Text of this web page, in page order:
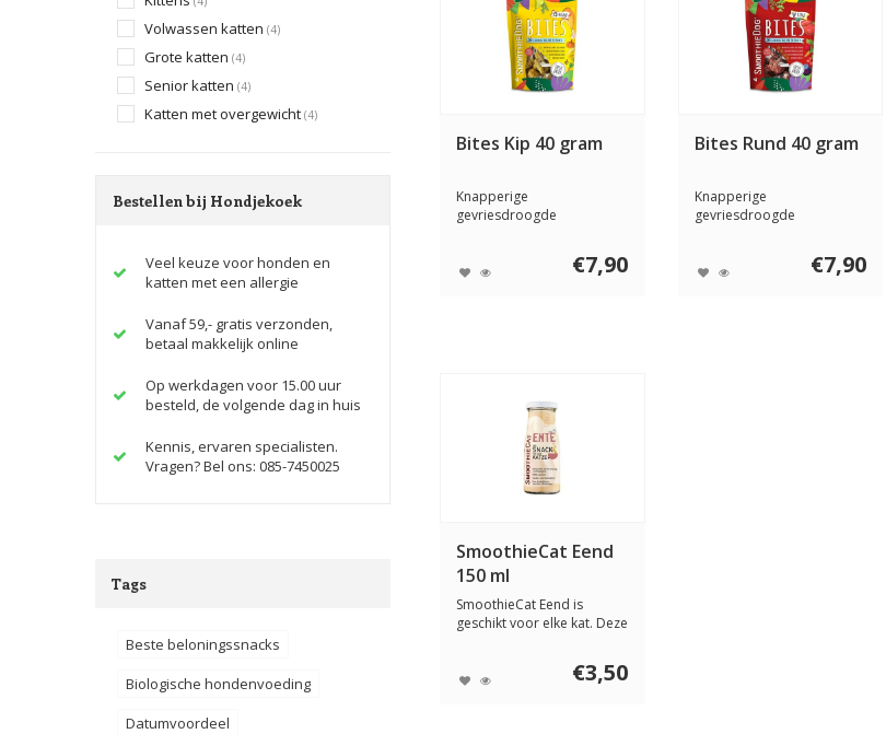
Volwassen katten (4)
Grote katten (4)
Senior katten (4)
Katten met overgewicht (4)
Bestellen bij Hondjekoek
Veel keuze voor honden en
katten met een allergie
Vanaf 59,- gratis verzonden,
betaal makkelijk online
Op werkdagen voor 15.00 uur
besteld, de volgende dag in huis
Kennis, ervaren specialisten.
Vragen? Bel ons: 085-7450025
Tags
Beste beloningssnacks
Biologische hondenvoeding
Datumvoordeel
Bites Kip 40 gram
Knapperige
gevriesdroogde
€7,90
Bites Rund 40 gram
Knapperige
gevriesdroogde
€7,90
SmoothieCat Eend
150 ml
SmoothieCat Eend is
geschikt voor elke kat. Deze
€3,50